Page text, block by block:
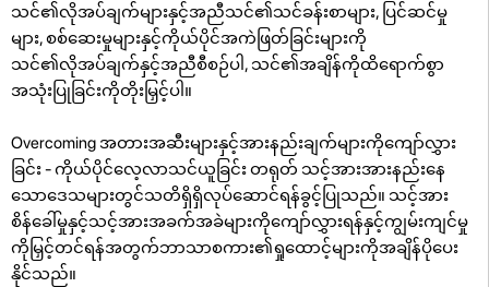
သင်၏လိုအပ်ချက်များနှင့်အညီသင်၏သင်ခန်းစာများ, ပြင်ဆင်မှု
များ, စစ်ဆေးမှုများနှင့်ကိုယ်ပိုင်အကဲဖြတ်ခြင်းများကို
သင်၏လိုအပ်ချက်နှင့်အညီစီစဉ်ပါ, သင်၏အချိန်ကိုထိရောက်စွာ
အသုံးပြုခြင်းကိုတိုးမြှင့်ပါ။
Overcoming အတားအဆီးများနှင့်အားနည်းချက်များကိုကျော်လွှား
ခြင်း - ကိုယ်ပိုင်လေ့လာသင်ယူခြင်း တရုတ် သင့်အားအားနည်းနေ
သောဒေသများတွင်သတိရှိရှိလုပ်ဆောင်ရန်ခွင့်ပြုသည်။ သင့်အား
စိန်ခေါ်မှုနှင့်သင့်အားအခက်အခဲများကိုကျော်လွှားရန်နှင့်ကျွမ်းကျင်မှု
ကိုမြှင့်တင်ရန်အတွက်ဘာသာစကား၏ရှုထောင့်များကိုအချိန်ပိုပေး
နိုင်သည်။